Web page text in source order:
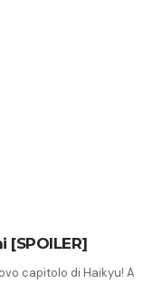
[SPOILER]
capitolo di Haikyu! A